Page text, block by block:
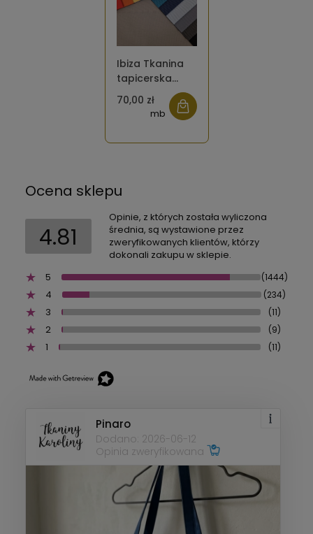
Ibiza Tkanina
tapicerska
pleciona
70,00 zł
mb
Ocena sklepu
4.81
Opinie, z których została wyliczona
średnia, są wystawione przez
zweryfikowanych klientów, którzy
dokonali zakupu w sklepie.
5
(1444)
4 (234)
3 (11)
2 (9)
1 (11)
Pinaro
Dodano: 2026-06-12
Opinia zweryfikowana